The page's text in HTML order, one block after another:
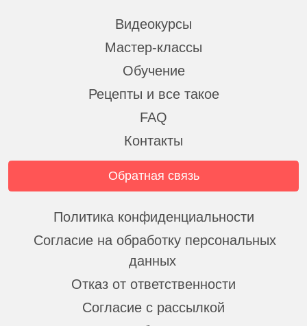
Видеокурсы
Мастер-классы
Обучение
Рецепты и все такое
FAQ
Контакты
Обратная связь
Политика конфиденциальности
Согласие на обработку персональных
данных
Отказ от ответственности
Согласие с рассылкой